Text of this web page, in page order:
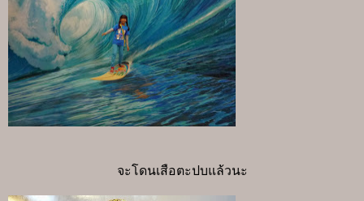
จะโดนเสือตะปบแล้วนะ